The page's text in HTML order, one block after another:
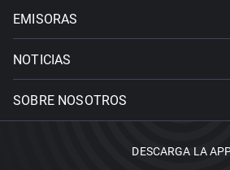
EMISORAS
NOTICIAS
SOBRE NOSOTROS
DESCARGA LA